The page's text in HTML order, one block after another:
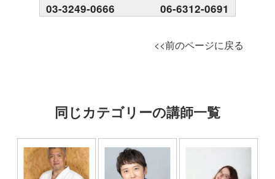
03-3249-0666 06-6312-0691
<<前のページに戻る
同じカテゴリーの講師一覧